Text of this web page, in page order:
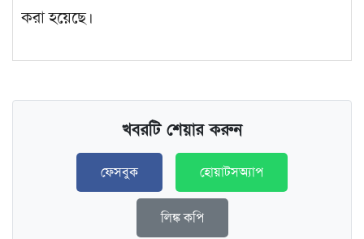
করা হয়েছে।
খবরটি শেয়ার করুন
ফেসবুক হোয়াটসঅ্যাপ
লিঙ্ক কপি